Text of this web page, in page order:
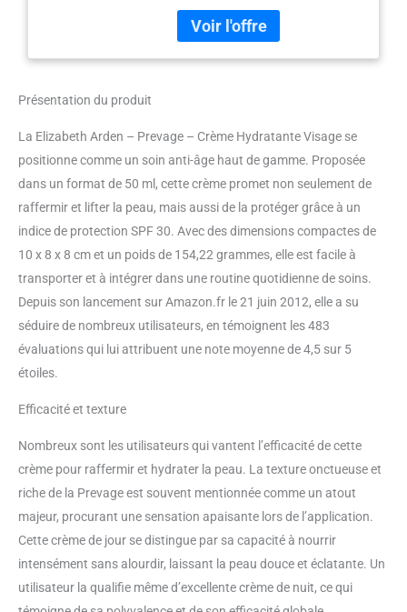
de soins cosméceutiques
d’Elizabeth Arden, ce soin
skincare à base d’Idébénone, le
plus puissant antioxydant, cible
SOIN ANTI-ÂGE: Le soin pour le
visage Prevage , aide à protéger
la peau contre les dommages
causés par le soleil : rides, ridules
et dépigmentation Corrigez les
dommages cutanés du passé et
protégez le futur de votre peau
avec ce skincare Cette crème
hydratante visage combat le
vieillissement de la peau avec
l’Idébénone, qui diminue
considérablement les fines
nourrir les peaux sèches avec
une hydratation intensive Grâce
à cette crème hydratante visage,
resplendissante de santé
Retrouvez l'éclat de votre
jeunesse grâce à ce soin pour le
visage UTILISATION: Appliquer la
Présentation du produit
La Elizabeth Arden – Prevage – Crème Hydratante Visage se
positionne comme un soin anti-âge haut de gamme. Proposée
dans un format de 50 ml, cette crème promet non seulement de
raffermir et lifter la peau, mais aussi de la protéger grâce à un
indice de protection SPF 30. Avec des dimensions compactes de
10 x 8 x 8 cm et un poids de 154,22 grammes, elle est facile à
transporter et à intégrer dans une routine quotidienne de soins.
Depuis son lancement sur Amazon.fr le 21 juin 2012, elle a su
séduire de nombreux utilisateurs, en témoignent les 483
évaluations qui lui attribuent une note moyenne de 4,5 sur 5
étoiles.
Efficacité et texture
Nombreux sont les utilisateurs qui vantent l’efficacité de cette
crème pour raffermir et hydrater la peau. La texture onctueuse et
riche de la Prevage est souvent mentionnée comme un atout
majeur, procurant une sensation apaisante lors de l’application.
Cette crème de jour se distingue par sa capacité à nourrir
intensément sans alourdir, laissant la peau douce et éclatante. Un
utilisateur la qualifie même d’excellente crème de nuit, ce qui